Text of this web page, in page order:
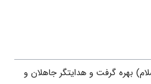
بهره گرفت و هدایتگر جاهلان و